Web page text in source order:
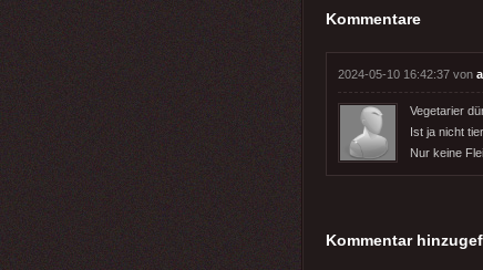
Kommentare
2024-05-10 16:42:37 von
Vegetarier
Ist ja nicht
Nur keine
Kommentar